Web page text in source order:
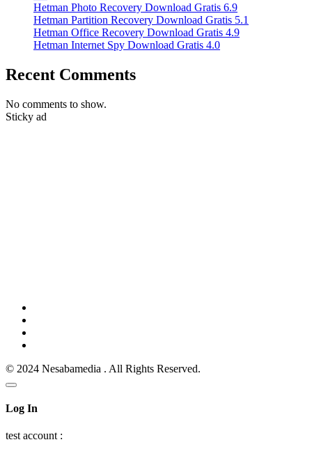
Hetman Photo Recovery Download Gratis 6.9
Hetman Partition Recovery Download Gratis 5.1
Hetman Office Recovery Download Gratis 4.9
Hetman Internet Spy Download Gratis 4.0
Recent Comments
No comments to show.
Sticky ad
© 2024 Nesabamedia . All Rights Reserved.
Log In
test account :